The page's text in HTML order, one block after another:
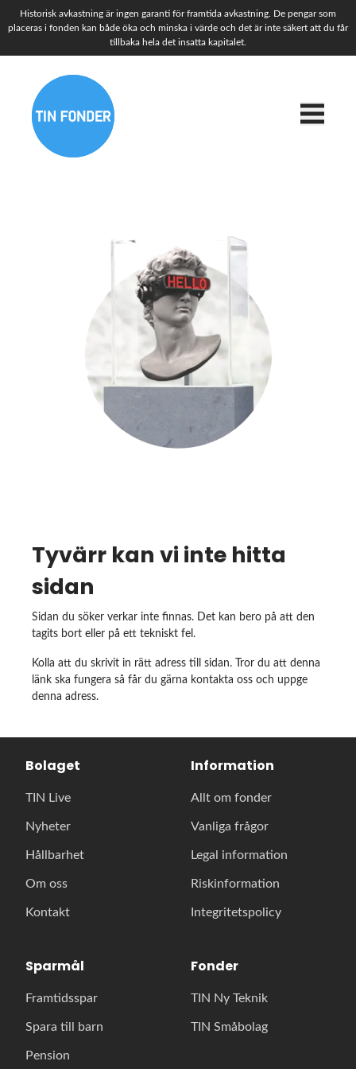
Historisk avkastning är ingen garanti för framtida avkastning. De pengar som
placeras i fonden kan både öka och minska i värde och det är inte säkert att du får
tillbaka hela det insatta kapitalet.
Tyvärr kan vi inte hitta
sidan
Sidan du söker verkar inte finnas. Det kan bero på att den
tagits bort eller på ett tekniskt fel.
Kolla att du skrivit in rätt adress till sidan. Tror du att denna
länk ska fungera så får du gärna kontakta oss och uppge
denna adress.
Bolaget
TIN Live
Nyheter
Hållbarhet
Om oss
Kontakt
Information
Allt om fonder
Vanliga frågor
Legal information
Riskinformation
Integritetspolicy
Sparmål
Framtidsspar
Spara till barn
Pension
Fonder
TIN Ny Teknik
TIN Småbolag